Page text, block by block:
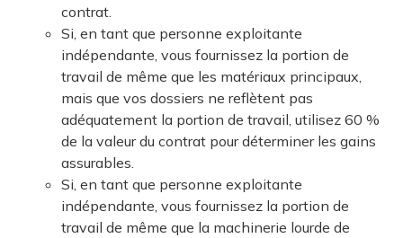
contrat.
Si, en tant que personne exploitante
indépendante, vous fournissez la portion de
travail de même que les matériaux principaux,
mais que vos dossiers ne reflètent pas
adéquatement la portion de travail, utilisez 60 %
de la valeur du contrat pour déterminer les gains
assurables.
Si, en tant que personne exploitante
indépendante, vous fournissez la portion de
travail de même que la machinerie lourde de